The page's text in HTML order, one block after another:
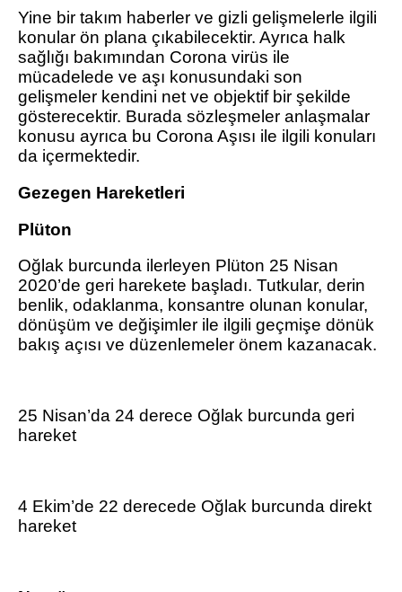
Yine bir takım haberler ve gizli gelişmelerle ilgili
konular ön plana çıkabilecektir. Ayrıca halk
sağlığı bakımından Corona virüs ile
mücadelede ve aşı konusundaki son
gelişmeler kendini net ve objektif bir şekilde
gösterecektir. Burada sözleşmeler anlaşmalar
konusu ayrıca bu Corona Aşısı ile ilgili konuları
da içermektedir.
Gezegen Hareketleri
Plüton
Oğlak burcunda ilerleyen Plüton 25 Nisan
2020’de geri harekete başladı. Tutkular, derin
benlik, odaklanma, konsantre olunan konular,
dönüşüm ve değişimler ile ilgili geçmişe dönük
bakış açısı ve düzenlemeler önem kazanacak.
25 Nisan’da 24 derece Oğlak burcunda geri
hareket
4 Ekim’de 22 derecede Oğlak burcunda direkt
hareket